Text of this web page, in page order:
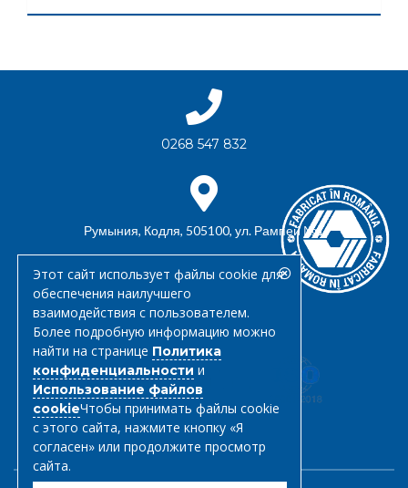
0268 547 832
Румыния, Кодля, 505100, ул. Рампей №1
office@triago.ro
Этот сайт использует файлы cookie для
обеспечения наилучшего
взаимодействия с пользователем.
Более подробную информацию можно
найти на странице Политика
конфиденциальности и
Использование файлов
cookieЧтобы принимать файлы cookie
с этого сайта, нажмите кнопку «Я
согласен» или продолжите просмотр
сайта.